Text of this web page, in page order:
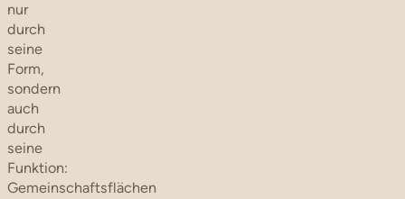
nur
durch
seine
Form,
sondern
auch
durch
seine
Funktion:
Gemeinschaftsflächen